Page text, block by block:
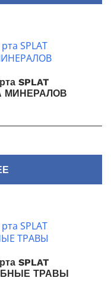
SPLAT
МИНЕРАЛОВ
SPLAT
ТРАВЫ